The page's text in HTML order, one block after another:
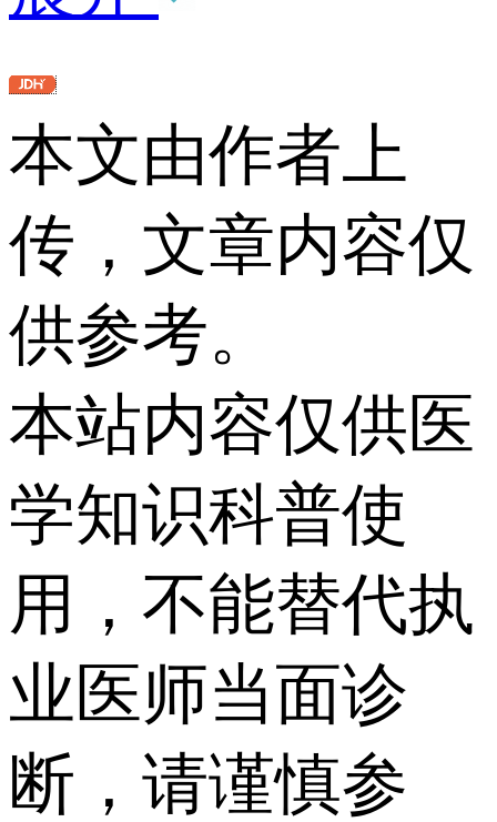
本文由作者上
传，文章内容仅
供参考。
本站内容仅供医
学知识科普使
用，不能替代执
业医师当面诊
断，请谨慎参